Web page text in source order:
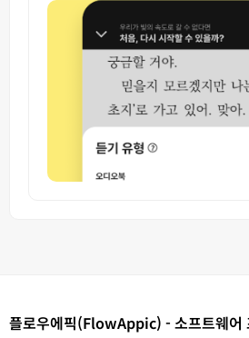
플로우에픽(FlowAppic) - 소프트웨어